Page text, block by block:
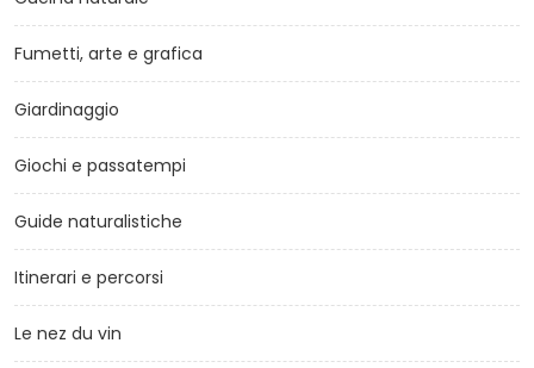
Fumetti, arte e grafica
Giardinaggio
Giochi e passatempi
Guide naturalistiche
Itinerari e percorsi
Le nez du vin